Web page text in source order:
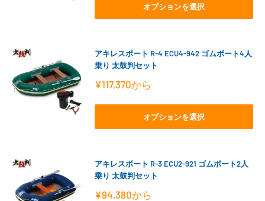
オプションを選択
アキレスボート R-4 ECU4-942 ゴムボート4人
乗り 太鼓判セット
販
価
¥117,370から
オプションを選択
アキレスボート R-3 ECU2-921 ゴムボート2人
乗り 太鼓判セット
販
¥94,380から